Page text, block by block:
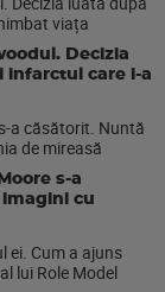
Decizia
infarctul care i-a
s-a
cu